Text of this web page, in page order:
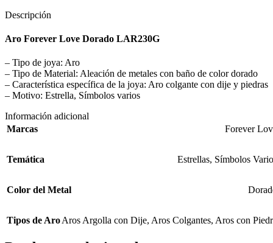
Descripción
Aro Forever Love Dorado LAR230G
– Tipo de joya: Aro
– Tipo de Material: Aleación de metales con baño de color dorado
– Característica específica de la joya: Aro colgante con dije y piedras
– Motivo: Estrella, Símbolos varios
Información adicional
Marcas
Forever
Temática Estrellas, Símbolos
Color del Metal
Tipos de AroAros Argolla con Dije, Aros Colgantes, Aros con